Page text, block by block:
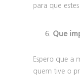
para que
Que
Espero que a
quem tive o